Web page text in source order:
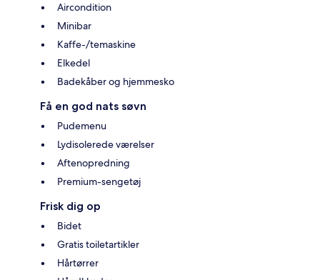
Aircondition
Minibar
Kaffe-/temaskine
Elkedel
Badekåber og hjemmesko
Få en god nats søvn
Pudemenu
Lydisolerede værelser
Aftenopredning
Premium-sengetøj
Frisk dig op
Bidet
Gratis toiletartikler
Hårtørrer